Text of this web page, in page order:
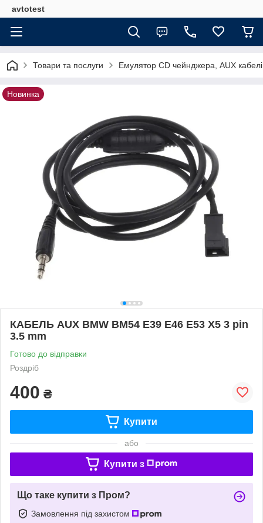
avtotest
Товари та послуги Емулятор CD чейнджера, AUX кабелі
Новинка
КАБЕЛЬ AUX BMW BM54 E39 E46 E53 X5 3 pin
3.5 mm
Готово до відправки
Роздріб
400 ₴
Купити
або
Купити з
Що таке купити з Пром?
Замовлення під захистом